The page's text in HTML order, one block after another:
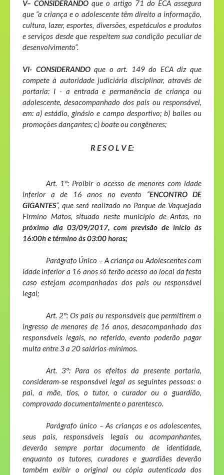
V– CONSIDERANDO que o artigo 71 do ECA assegura
que “a criança e o adolescente têm direito a informação,
cultura, lazer, esportes, diversões, espetáculos e produtos
e serviços desde que respeitem sua condição peculiar de
desenvolvimento”.
VI- CONSIDERANDOque o art. 149 do ECA diz que
compete à autoridade judiciária disciplinar, através de
portaria: I - a entrada e permanência de criança ou
adolescente, desacompanhado dos pais ou responsável,
em: a) estádio, ginásio e campo desportivo; b) bailes ou
promoções dançantes; c) boate ou congêneres;
R E S O L V E:
Art. 1°: Proibir o acesso de menores com idade
inferior a de 16 anos no evento “ENCONTRO DE
GIGANTES”, que será realizado no Parque de Vaquejada
Firmino Matos, situado neste município de Antas, no
próximo dia 03/09/2017, com previsão de início às
16:00h e término às 03:00 horas;
Parágrafo Único – A criança ou Adolescentes com
idade inferior a 16 anos só terão acesso ao local da festa
caso estejam acompanhados dos pais ou responsável
legal;
Art. 2°: Os pais ou responsáveis que permitirem o
ingresso de menores de 16 anos, desacompanhado dos
responsáveis legais, no referido, evento poderão pagar
multa entre 3 a 20 salários-mínimos.
Art. 3°: Para os efeitos da presente portaria,
consideram-se responsável legal as seguintes pessoas: o
pai, a mãe, tios, o tutor, o curador ou o guardião,
comprovado documentalmente o parentesco.
Parágrafo único – As crianças e os adolescentes,
seus pais, responsáveis legais ou acompanhantes,
deverão sempre portar documento de identidade,
enquanto os tutores, curadores e guardiães deverão
também exibir o original ou cópia autenticada dos